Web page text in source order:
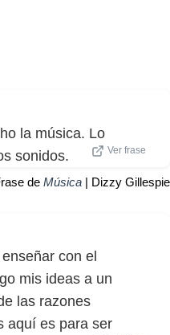
la música. Lo
sonidos.
Ver frase
de Música | Dizzy Gillespie
con el
mis ideas a un
las razones
aquí es para ser